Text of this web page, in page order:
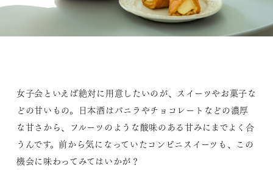
女子会といえば絶対に用意したいのが、スイーツやお菓子な
どの甘いもの。日本酒はバニラやチョコレートなどの濃厚
な甘さから、フルーツのような酸味のある甘みにまでよく合
うんです。前から気になっていたコンビニスイーツも、この
機会に味わってみてはいかが？